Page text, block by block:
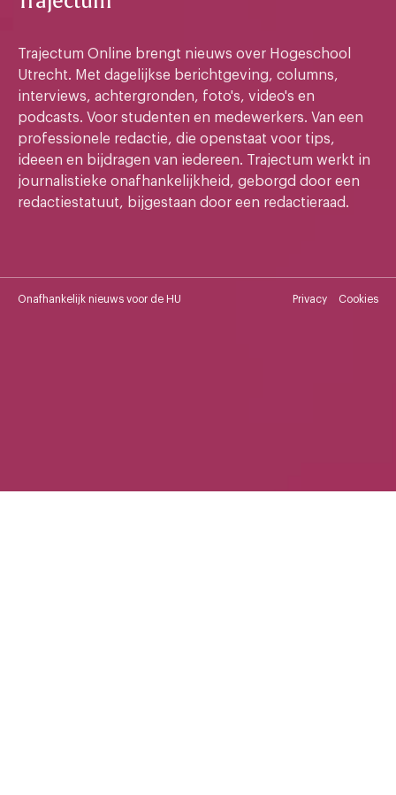
Trajectum Online brengt nieuws over Hogeschool
Utrecht. Met dagelijkse berichtgeving, columns,
interviews, achtergronden, foto's, video's en
podcasts. Voor studenten en medewerkers. Van een
professionele redactie, die openstaat voor tips,
ideeen en bijdragen van iedereen. Trajectum werkt in
journalistieke onafhankelijkheid, geborgd door een
redactiestatuut, bijgestaan door een redactieraad.
Onafhankelijk nieuws voor de HU Privacy Cookies